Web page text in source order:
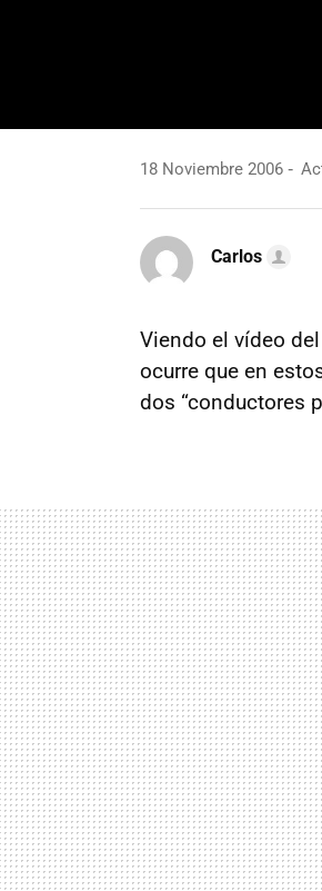
18 Noviembre 2006
Carlos
Viendo el vídeo del
ocurre que en
dos “conductores